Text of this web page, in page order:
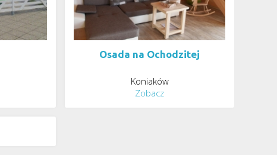
Osada na Ochodzitej
Koniaków
Zobacz